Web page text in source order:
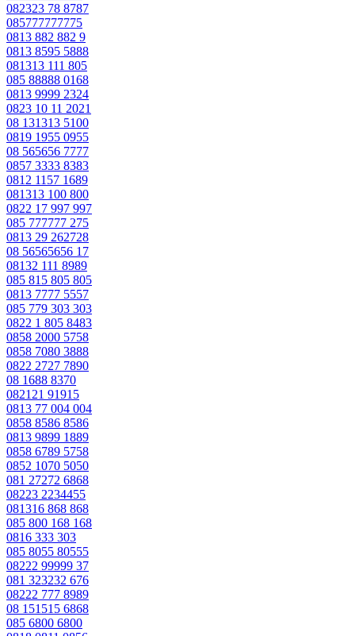
082323 78 8787
085777777775
0813 882 882 9
0813 8595 5888
081313 111 805
085 88888 0168
0813 9999 2324
0823 10 11 2021
08 131313 5100
0819 1955 0955
08 565656 7777
0857 3333 8383
0812 1157 1689
081313 100 800
0822 17 997 997
085 777777 275
0813 29 262728
08 56565656 17
08132 111 8989
085 815 805 805
0813 7777 5557
085 779 303 303
0822 1 805 8483
0858 2000 5758
0858 7080 3888
0822 2727 7890
08 1688 8370
082121 91915
0813 77 004 004
0858 8586 8586
0813 9899 1889
0858 6789 5758
0852 1070 5050
081 27272 6868
08223 2234455
081316 868 868
085 800 168 168
0816 333 303
085 8055 80555
08222 99999 37
081 323232 676
08222 777 8989
08 151515 6868
085 6800 6800